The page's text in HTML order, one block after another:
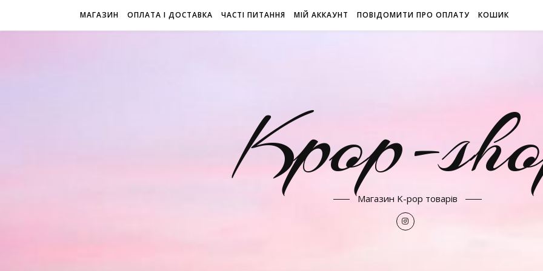
МАГАЗИН ОПЛАТА І ДОСТАВКА ЧАСТІ ПИТАННЯ МІЙ АККАУНТ ПОВІДОМИТИ ПРО ОПЛАТУ КОШИК
Kpop-
Магазин K-pop товарів